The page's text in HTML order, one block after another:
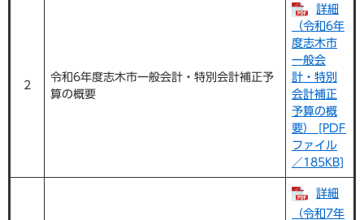
2
令和6年度志木市一般会計・特別会計補正予
算の概要
詳細
（令和6年
度志木市
一般会
計・特別
会計補正
予算の概
要） [PDF
ファイル
／185KB]
詳細
（令和7年